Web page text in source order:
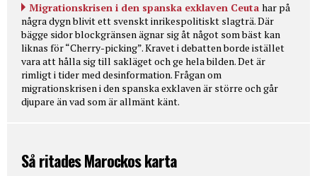
Migrationskrisen i den spanska exklaven Ceuta har på
några dygn blivit ett svenskt inrikespolitiskt slagträ. Där
bägge sidor blockgränsen ägnar sig åt något som bäst kan
liknas för “Cherry-picking”. Kravet i debatten borde istället
vara att hålla sig till sakläget och ge hela bilden. Det är
rimligt i tider med desinformation. Frågan om
migrationskrisen i den spanska exklaven är större och går
djupare än vad som är allmänt känt.
Så ritades Marockos karta